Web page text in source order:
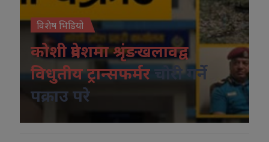
विशेष भिडियो
कोशी प्रदेशमा श्रृंङखलावद्व
विधुतीय ट्रान्सफर्मर
चोरी गर्ने
पक्राउ परे